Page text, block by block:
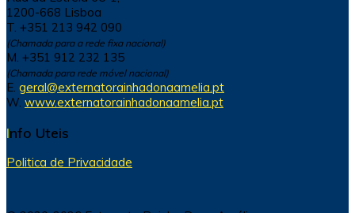
1200-668 Lisboa
T. +351 213 942 090
(Chamada para a rede fixa nacional)
M. +351 912 232 135
(Chamada para rede móvel nacional)
E. geral@externatorainhadonaamelia.pt
W. www.externatorainhadonaamelia.pt
Info Uteis
Politica de Privacidade